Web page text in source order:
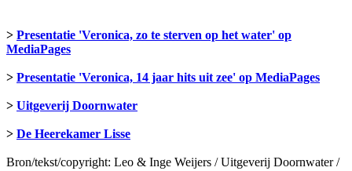
> Presentatie 'Veronica, zo te sterven op het water' op
MediaPages
> Presentatie 'Veronica, 14 jaar hits uit zee' op MediaPages
> Uitgeverij Doornwater
> De Heerekamer Lisse
Bron/tekst/copyright: Leo & Inge Weijers / Uitgeverij Doornwater /